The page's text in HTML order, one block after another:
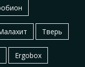
Тверь
Ergobox